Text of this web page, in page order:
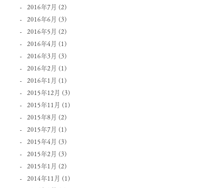
2016年7月 (2)
2016年6月 (3)
2016年5月 (2)
2016年4月 (1)
2016年3月 (3)
2016年2月 (1)
2016年1月 (1)
2015年12月 (3)
2015年11月 (1)
2015年8月 (2)
2015年7月 (1)
2015年4月 (3)
2015年2月 (3)
2015年1月 (2)
2014年11月 (1)